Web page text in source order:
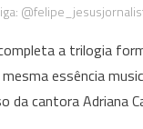
a trilogia
essência
da cantora Adriana